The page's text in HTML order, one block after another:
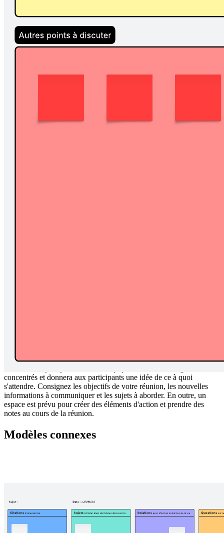
concentrés et donnera aux participants une idée de ce à quoi
s'attendre. Consignez les objectifs de votre réunion, les nouvelles
informations à communiquer et les sujets à aborder. En outre, un
espace est prévu pour créer des éléments d'action et prendre des
notes au cours de la réunion.
Modèles connexes